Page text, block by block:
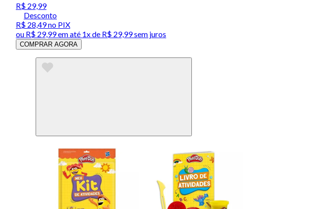
R$ 29,99
Desconto
R$ 28,49no PIX
ou R$ 29,99em até 1x de R$ 29,99sem juros
COMPRAR AGORA